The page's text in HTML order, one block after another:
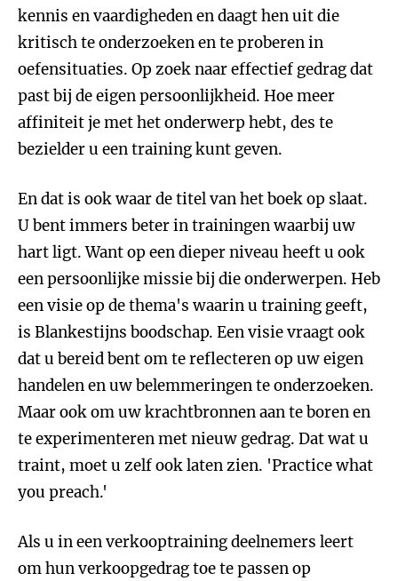
kennis en vaardigheden en daagt hen uit die
kritisch te onderzoeken en te proberen in
oefensituaties. Op zoek naar effectief gedrag dat
past bij de eigen persoonlijkheid. Hoe meer
affiniteit je met het onderwerp hebt, des te
bezielder u een training kunt geven.
En dat is ook waar de titel van het boek op slaat.
U bent immers beter in trainingen waarbij uw
hart ligt. Want op een dieper niveau heeft u ook
een persoonlijke missie bij die onderwerpen. Heb
een visie op de thema's waarin u training geeft,
is Blankestijns boodschap. Een visie vraagt ook
dat u bereid bent om te reflecteren op uw eigen
handelen en uw belemmeringen te onderzoeken.
Maar ook om uw krachtbronnen aan te boren en
te experimenteren met nieuw gedrag. Dat wat u
traint, moet u zelf ook laten zien. 'Practice what
you preach.'
Als u in een verkooptraining deelnemers leert
om hun verkoopgedrag toe te passen op